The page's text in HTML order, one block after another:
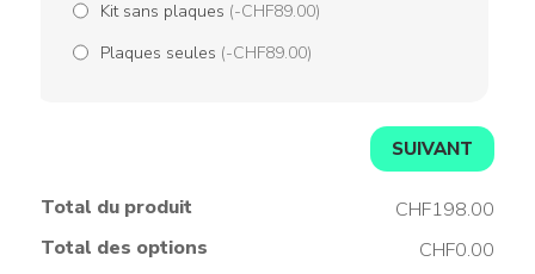
Kit sans plaques (-CHF89.00)
Plaques seules (-CHF89.00)
SUIVANT
Total du produit
CHF198.00
Total des options
CHF0.00